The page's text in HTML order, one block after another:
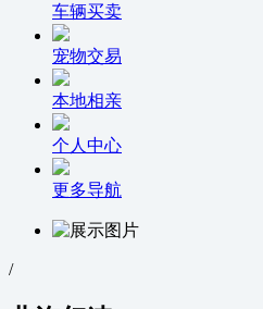
车辆买卖
宠物交易
本地相亲
个人中心
更多导航
/